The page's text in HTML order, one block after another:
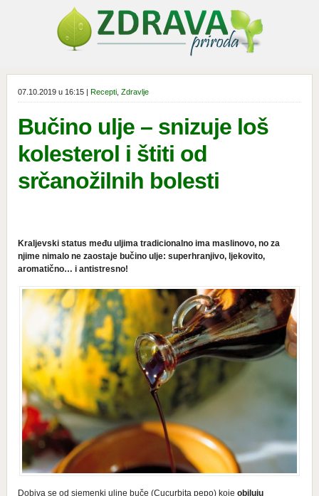
07.10.2019 u 16:15 | Recepti, Zdravlje
Bučino ulje – snizuje loš
kolesterol i štiti od
srčanožilnih bolesti
Kraljevski status među uljima tradicionalno ima maslinovo, no za
njime nimalo ne zaostaje bučino ulje: superhranjivo, ljekovito,
aromatično… i antistresno!
Dobiva se od sjemenki uljne buče (Cucurbita pepo) koje obiluju